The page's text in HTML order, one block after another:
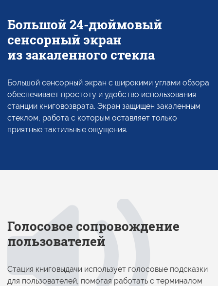
Большой 24-дюймовый
сенсорный экран
из закаленного стекла
Большой сенсорный экран с широкими углами обзора
обеспечивает простоту и удобство использования
станции книговозврата. Экран защищен закаленным
стеклом, работа с которым оставляет только
приятные тактильные ощущения.
Голосовое сопровождение
пользователей
Стация книговыдачи использует голосовые подсказки
для пользователей, помогая работать с терминалом